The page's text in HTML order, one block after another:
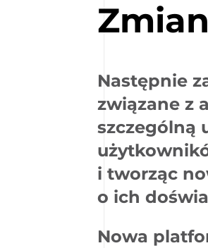
Następnie
związane z
szczególną
i tworząc
o ich
Nowa